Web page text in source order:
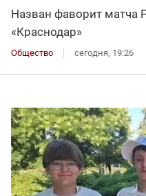
Назван фаворит матча
«Краснодар»
Общество сегодня, 19:26